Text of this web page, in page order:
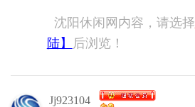
沈阳休闲网内容，请选择
陆】
后浏览！
Jj923104